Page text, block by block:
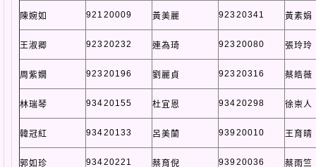
陳婉如 92120009 黃美麗 92320341 黃素娟
王淑卿 92320232 連為琦 92320080 張玲玲
周紫嫺 92320196 劉麗貞 92320316 蔡皓薇
林瑞琴 93420155 杜宜恩 93420298 徐崇人
韓冠紅 93420133 呂美蘭 93920010 王育晴
郭如珍 93420221 蔡育倪 93920036 蔡雨竺